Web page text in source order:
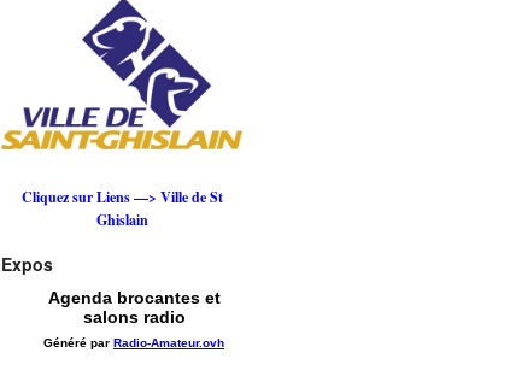
Cliquez sur Liens —> Ville de St
Ghislain
Expos